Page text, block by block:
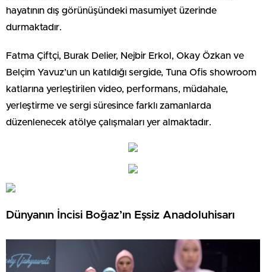
hayatının dış görünüşündeki masumiyet üzerinde
durmaktadır.
Fatma Çiftçi, Burak Delier, Nejbir Erkol, Okay Özkan ve
Belçim Yavuz’un un katıldığı sergide, Tuna Ofis showroom
katlarına yerleştirilen video, performans, müdahale,
yerleştirme ve sergi süresince farklı zamanlarda
düzenlenecek atölye çalışmaları yer almaktadır.
Dünyanın İncisi Boğaz’ın Eşsiz Anadoluhisarı